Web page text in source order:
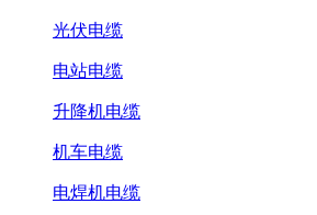
光伏电缆
电站电缆
升降机电缆
机车电缆
电焊机电缆